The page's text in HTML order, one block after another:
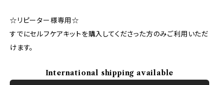
☆リピーター様専用☆
すでにセルフケアキットを購入してくださった方のみご利用いただ
けます。
International shipping available